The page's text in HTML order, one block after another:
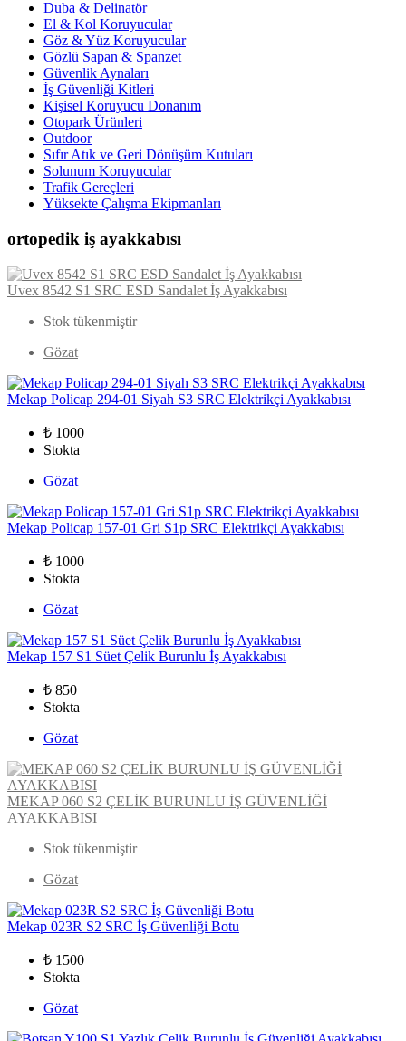
Duba & Delinatör
El & Kol Koruyucular
Göz & Yüz Koruyucular
Gözlü Sapan & Spanzet
Güvenlik Aynaları
İş Güvenliği Kitleri
Kişisel Koruyucu Donanım
Otopark Ürünleri
Outdoor
Sıfır Atık ve Geri Dönüşüm Kutuları
Solunum Koruyucular
Trafik Gereçleri
Yüksekte Çalışma Ekipmanları
ortopedik iş ayakkabısı
Uvex 8542 S1 SRC ESD Sandalet İş Ayakkabısı
Stok tükenmiştir
Gözat
Mekap Policap 294-01 Siyah S3 SRC Elektrikçi Ayakkabısı
₺ 1000
Stokta
Gözat
Mekap Policap 157-01 Gri S1p SRC Elektrikçi Ayakkabısı
₺ 1000
Stokta
Gözat
Mekap 157 S1 Süet Çelik Burunlu İş Ayakkabısı
₺ 850
Stokta
Gözat
MEKAP 060 S2 ÇELİK BURUNLU İŞ GÜVENLİĞİ
AYAKKABISI
Stok tükenmiştir
Gözat
Mekap 023R S2 SRC İş Güvenliği Botu
₺ 1500
Stokta
Gözat